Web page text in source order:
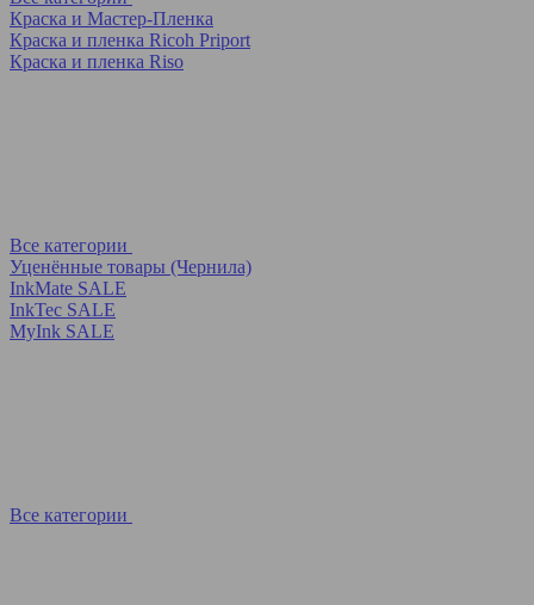
Краска и Мастер-Пленка
Краска и пленка Ricoh Priport
Краска и пленка Riso
Все категории
Уценённые товары (Чернила)
InkMate SALE
InkTec SALE
MyInk SALE
Все категории